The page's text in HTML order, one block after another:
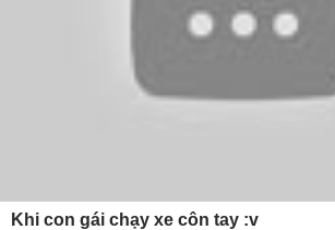
Khi con gái chạy xe côn tay :v